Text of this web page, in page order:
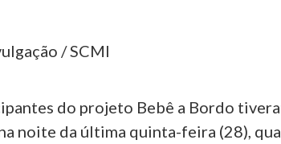
/ SCMI
do projeto Bebê a Bordo
noite da última quinta-feira (28),